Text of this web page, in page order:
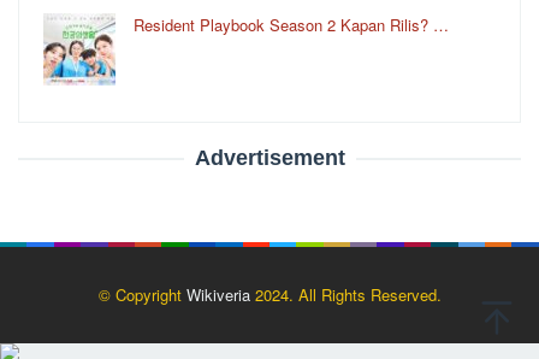
Resident Playbook Season 2 Kapan Rilis? …
Advertisement
© Copyright Wikiveria2024. All Rights Reserved.